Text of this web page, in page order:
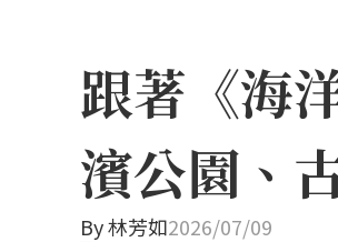
跟著《海
濱公園、
By林芳如2026/07/09